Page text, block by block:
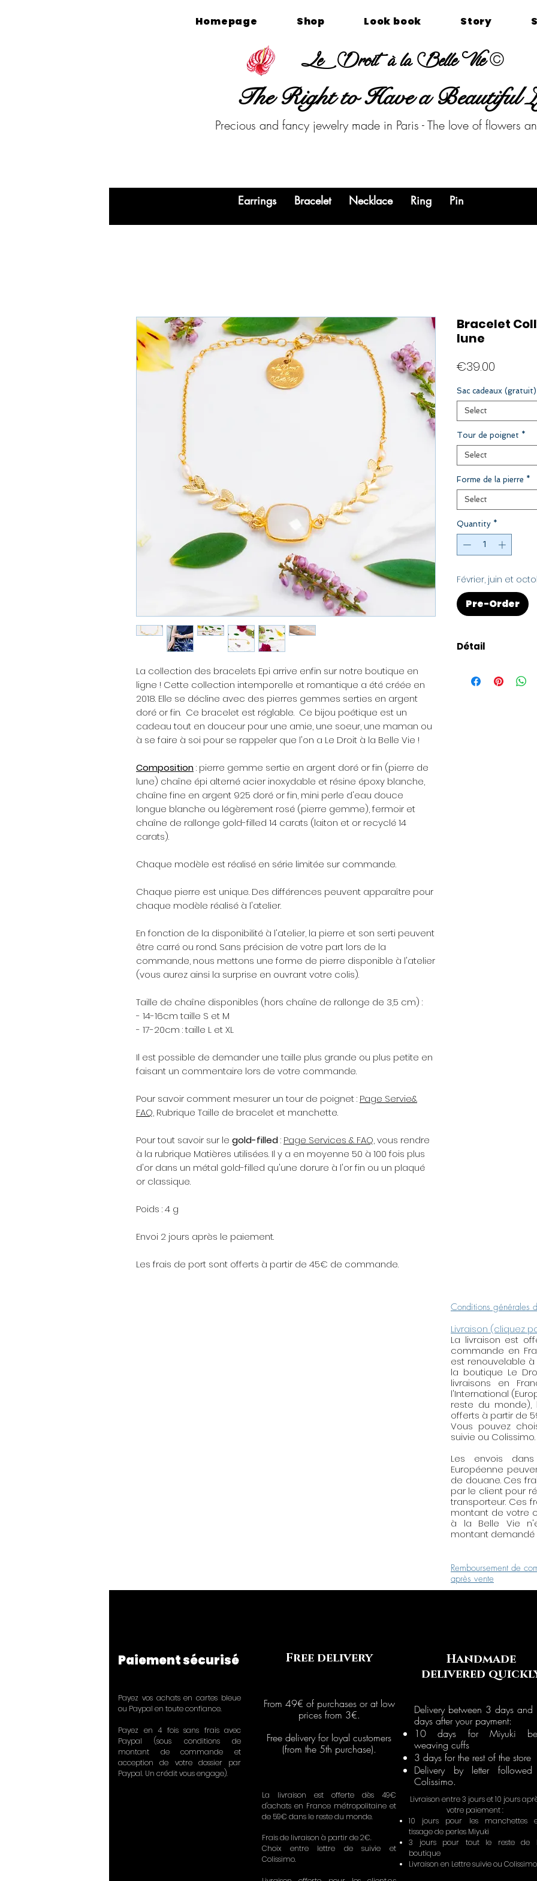
Homepage Shop Look book Story
Le Droit à la Belle Vie ©
The Right to Have a Beautiful
Precious and fancy jewelry made in Paris - The love of flowers
Earrings Bracelet Necklace Ring Pin
La collection des bracelets Epi arrive enfin sur notre boutique en
ligne ! Cette collection intemporelle et romantique a été créée en
2018. Elle se décline avec des pierres gemmes serties en argent
doré or fin. Ce bracelet est réglable. Ce bijou poétique est un
cadeau tout en douceur pour une amie, une soeur, une maman ou
à se faire à soi pour se rappeler que l'on a Le Droit à la Belle Vie !
Composition: pierre gemme sertie en argent doré or fin (pierre de
lune) chaîne épi alterné acier inoxydable et résine époxy blanche,
chaîne fine en argent 925 doré or fin, mini perle d'eau douce
longue blanche ou légèrement rosé (pierre gemme), fermoir et
chaîne de rallonge gold-filled 14 carats (laiton et or recyclé 14
carats).
Chaque modèle est réalisé en série limitée sur commande.
Chaque pierre est unique. Des différences peuvent apparaître pour
chaque modèle réalisé à l'atelier.
En fonction de la disponibilité à l'atelier, la pierre et son serti peuvent
être carré ou rond. Sans précision de votre part lors de la
commande, nous mettons une forme de pierre disponible à l'atelier
(vous aurez ainsi la surprise en ouvrant votre colis).
Taille de chaîne disponibles (hors chaîne de rallonge de 3,5 cm) :
- 14-16cm taille S et M
- 17-20cm : taille L et XL
Il est possible de demander une taille plus grande ou plus petite en
faisant un commentaire lors de votre commande.
Pour savoir comment mesurer un tour de poignet : Page Servie&
FAQ, Rubrique Taille de bracelet et manchette.
Pour tout savoir sur le gold-filled: Page Services & FAQ, vous rendre
à la rubrique Matières utilisées. Il y a en moyenne 50 à 100 fois plus
d'or dans un métal gold-filled qu'une dorure à l'or fin ou un plaqué
or classique.
Poids : 4 g
Envoi 2 jours après le paiement.
Les frais de port sont offerts à partir de 45€ de commande.
Bracelet
lune
€39.00
Sac cadeaux (gratuit)
Select
Tour de poignet *
Select
Forme de la pierre *
Select
Quantity *
Février, juin et
Pre-Order
Détail
votre taille).
ne pas trop
le laiton, etc.).
Une lingette
est offerte. Elle
facilement votre
les bijoux en
palqué or ou les
doucement la
avec la lingette
également
Conditions générales
Livraison (cliquez
La livraison est
commande en
est renouvelable
la boutique Le
livraisons en
l'International
reste du monde),
offerts à partir de
Vous pouvez
suivie ou Colissimo.
Les envois
Européenne
de douane. Ces
par le client pour
transporteur. Ces
montant de votre
à la Belle Vie
montant demandé
Remboursement de
après vente
Paiement sécurisé
Payez vos achats en cartes bleue
ou Paypal en toute confiance.
Payez en 4 fois sans frais avec
Paypal (sous conditions de
montant de commande et
acception de votre dossier par
Paypal. Un crédit vous engage).
Free delivery
From 49€ of purchases or at low
prices from 3€.
Free delivery for loyal customers
(from the 5th purchase).
La livraison est offerte dès 49€
d'achats en France métropolitaine et
de 59€ dans le reste du monde.
Frais de livraison à partir de 2€.
Choix entre lettre de suivie et
Colissimo.
Handmade
delivered
Delivery between 3 days
days after your payment:
10 days for Miyuki
weaving cuffs
3 days for the rest of the store
Delivery by letter followed
Colissimo.
Livraison entre 3 jours et 10 jours
votre paiement :
10 jours pour les manchettes
tissage de perles Miyuki
3 jours pour tout le reste de
boutique
Livraison en Lettre suivie ou